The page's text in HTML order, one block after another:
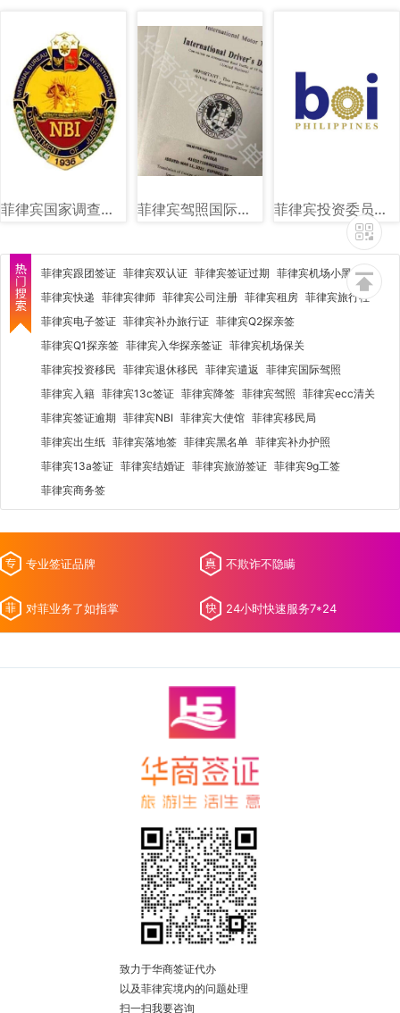
菲律宾国家调查局（NBI）图文讲解 菲律宾驾照国际驾照图片样式 菲律宾投资委员会（BOI）图文讲解
菲律宾跟团签证 菲律宾双认证 菲律宾签证过期 菲律宾机场小黑屋
菲律宾快递 菲律宾律师 菲律宾公司注册 菲律宾租房 菲律宾旅行社
菲律宾电子签证 菲律宾补办旅行证 菲律宾Q2探亲签
菲律宾Q1探亲签 菲律宾入华探亲签证 菲律宾机场保关
菲律宾投资移民 菲律宾退休移民 菲律宾遣返 菲律宾国际驾照
菲律宾入籍 菲律宾13c签证 菲律宾降签 菲律宾驾照 菲律宾ecc清关
菲律宾签证逾期 菲律宾NBI 菲律宾大使馆 菲律宾移民局
菲律宾出生纸 菲律宾落地签 菲律宾黑名单 菲律宾补办护照
菲律宾13a签证 菲律宾结婚证 菲律宾旅游签证 菲律宾9g工签
菲律宾商务签
专业签证品牌 不欺诈不隐瞒
对菲业务了如指掌 24小时快速服务7*24
致力于华商签证代办
以及菲律宾境内的问题处理
扫一扫我要咨询